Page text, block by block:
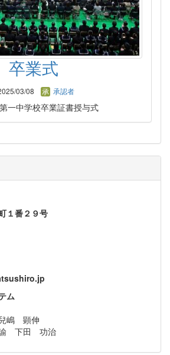
業式
03/08 承認者
一中学校卒業証書授与式
１番２９号
ム
嶋 顕伸
下田 功治